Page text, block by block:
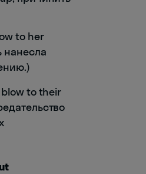
to her
нанесла
to their